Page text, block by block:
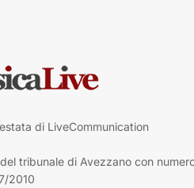
di LiveCommunication
tribunale di Avezzano con
2010